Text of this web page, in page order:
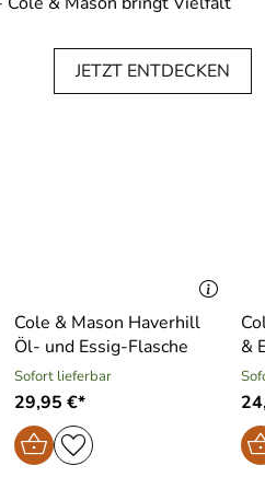
JETZT ENTDECKEN
Cole & Mason Haverhill
Öl- und Essig-Flasche
Sofort lieferbar
29,95 €*
&